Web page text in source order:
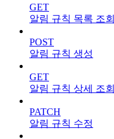
GET
알림 규칙 목록 조회
POST
알림 규칙 생성
GET
알림 규칙 상세 조회
PATCH
알림 규칙 수정